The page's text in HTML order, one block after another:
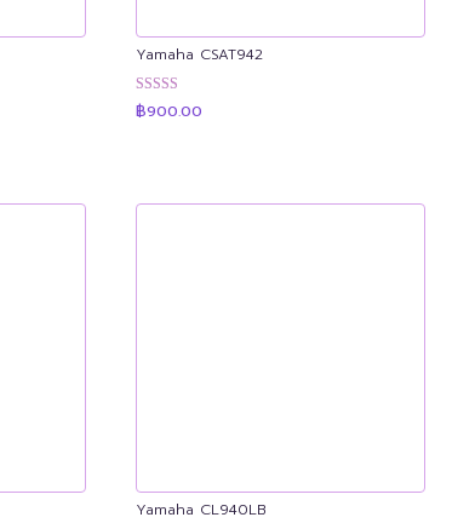
Yamaha CSAT942
ให้คะแนน
4.89
฿900.00
Yamaha CL940LB